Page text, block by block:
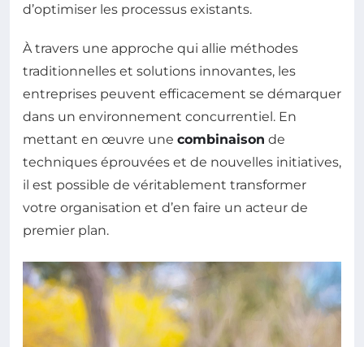
d’optimiser les processus existants.
À travers une approche qui allie méthodes
traditionnelles et solutions innovantes, les
entreprises peuvent efficacement se démarquer
dans un environnement concurrentiel. En
mettant en œuvre une combinaison de
techniques éprouvées et de nouvelles initiatives,
il est possible de véritablement transformer
votre organisation et d’en faire un acteur de
premier plan.